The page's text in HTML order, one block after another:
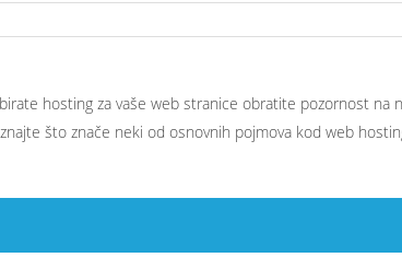
hosting za vaše web stranice obratite pozornost na
što znače neki od osnovnih pojmova kod web